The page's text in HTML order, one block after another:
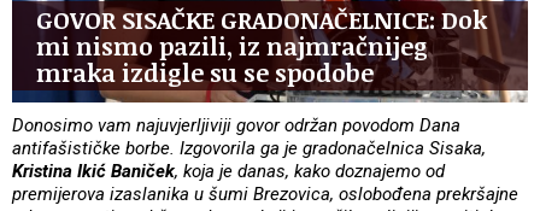
GOVOR SISAČKE GRADONAČELNICE: Dok
mi nismo pazili, iz najmračnijeg
mraka izdigle su se spodobe
Donosimo vam najuvjerljiviji govor održan povodom Dana
antifašističke borbe. Izgovorila ga je gradonačelnica Sisaka,
Kristina Ikić Baniček, koja je danas, kako doznajemo od
premijerova izaslanika u šumi Brezovica, oslobođena prekršajne